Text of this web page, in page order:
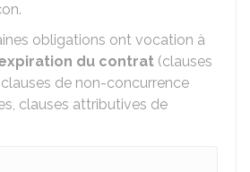
obligations ont vocation à
du contrat (clauses
de non-concurrence
clauses attributives de